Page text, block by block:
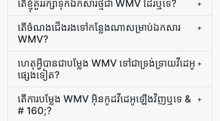
តើ​ខ្ញុំ​គួរ​រក្សាទុក​ឯកសារ​ថ្មី​ជា WMV ដែរឬទេ? +
តើ​ចំណង​ជើង​រង​ទៅ​កន្លែង​ណា​សម្រាប់​ឯកសារ
WMV?
+
ហេតុអ្វីបានជាបម្លែង WMV ទៅជាទ្រង់ទ្រាយវីដេអូ
ផ្សេងទៀត?
+
តើ​ការ​បម្លែង WMV អ៊ិនកូដ​វីដេអូ​ឡើងវិញ​ឬទេ &
# 160;?
+